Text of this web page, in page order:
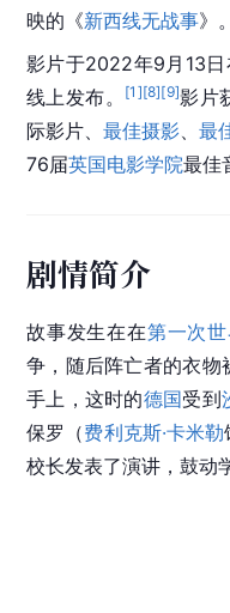
映的《新西线无战事》
影片于2022年9月13日
线上发布。
[1 ][8][9]影片
际影片、 最佳摄影
最
76届英国电影学院最佳
剧情简介
故事发生在在第一次
争，随后阵亡者的衣物
手上，这时的德国受到
保罗 （费利克斯·卡米勒
校长发表了演讲，鼓动